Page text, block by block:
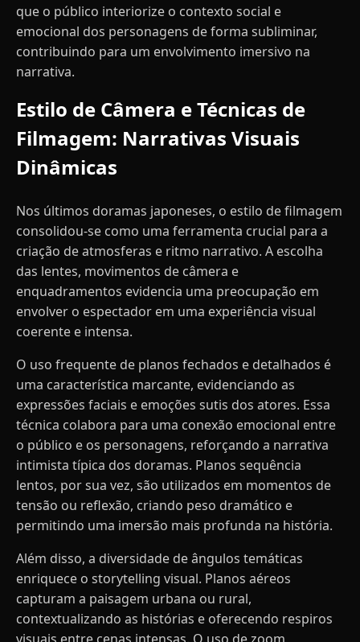
que o público interiorize o contexto social e
emocional dos personagens de forma subliminar,
contribuindo para um envolvimento imersivo na
narrativa.
Estilo de Câmera e Técnicas de
Filmagem: Narrativas Visuais
Dinâmicas
Nos últimos doramas japoneses, o estilo de filmagem
consolidou-se como uma ferramenta crucial para a
criação de atmosferas e ritmo narrativo. A escolha
das lentes, movimentos de câmera e
enquadramentos evidencia uma preocupação em
envolver o espectador em uma experiência visual
coerente e intensa.
O uso frequente de planos fechados e detalhados é
uma característica marcante, evidenciando as
expressões faciais e emoções sutis dos atores. Essa
técnica colabora para uma conexão emocional entre
o público e os personagens, reforçando a narrativa
intimista típica dos doramas. Planos sequência
lentos, por sua vez, são utilizados em momentos de
tensão ou reflexão, criando peso dramático e
permitindo uma imersão mais profunda na história.
Além disso, a diversidade de ângulos temáticas
enriquece o storytelling visual. Planos aéreos
capturam a paisagem urbana ou rural,
contextualizando as histórias e oferecendo respiros
visuais entre cenas intensas. O uso de zoom